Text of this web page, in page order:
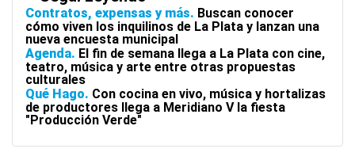
Contratos, expensas y más Buscan conocer
cómo viven los inquilinos de La Plata y lanzan una
nueva encuesta municipal
Agenda El fin de semana llega a La Plata con cine,
teatro, música y arte entre otras propuestas
culturales
Qué Hago Con cocina en vivo, música y hortalizas
de productores llega a Meridiano V la fiesta
"Producción Verde"